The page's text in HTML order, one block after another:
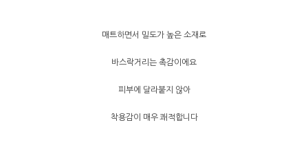
매트하면서 밀도가 높은 소재로
바스락거리는 촉감이에요
피부에 달라붙지 않아
착용감이 매우 쾌적합니다